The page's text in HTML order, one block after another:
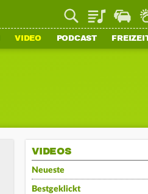
Playlist
VIDEO PODCAST
VIDEOS
Neueste
Bestgeklickt